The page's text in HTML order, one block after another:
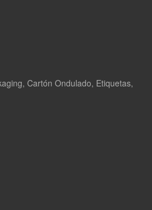
Cartón Ondulado, Etiquetas,